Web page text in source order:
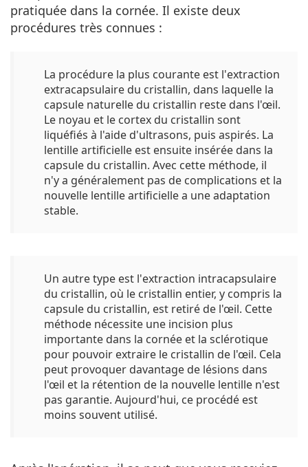
pratiquée dans la cornée. Il existe deux
procédures très connues :
La procédure la plus courante est l'extraction
extracapsulaire du cristallin, dans laquelle la
capsule naturelle du cristallin reste dans l'œil.
Le noyau et le cortex du cristallin sont
liquéfiés à l'aide d'ultrasons, puis aspirés. La
lentille artificielle est ensuite insérée dans la
capsule du cristallin. Avec cette méthode, il
n'y a généralement pas de complications et la
nouvelle lentille artificielle a une adaptation
stable.
Un autre type est l'extraction intracapsulaire
du cristallin, où le cristallin entier, y compris la
capsule du cristallin, est retiré de l'œil. Cette
méthode nécessite une incision plus
importante dans la cornée et la sclérotique
pour pouvoir extraire le cristallin de l'œil. Cela
peut provoquer davantage de lésions dans
l'œil et la rétention de la nouvelle lentille n'est
pas garantie. Aujourd'hui, ce procédé est
moins souvent utilisé.